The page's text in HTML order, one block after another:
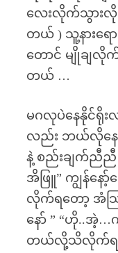
လေးလိုက်သွားလို
တယ် ) သူ့နားရေ
တောင် မျိုချ
တယ် …
မဂလုပဲနေနိုင်ရို
လည်း ဘယ်လိုနေ
နဲ့ စည်းချက်ညီ
အိဖြူ” ကျွန်န
လိုက်ရတော့ အံသ
နော် ” “ဟို..အဲ့…
တယ်လို့သိလိုက်ရလို့